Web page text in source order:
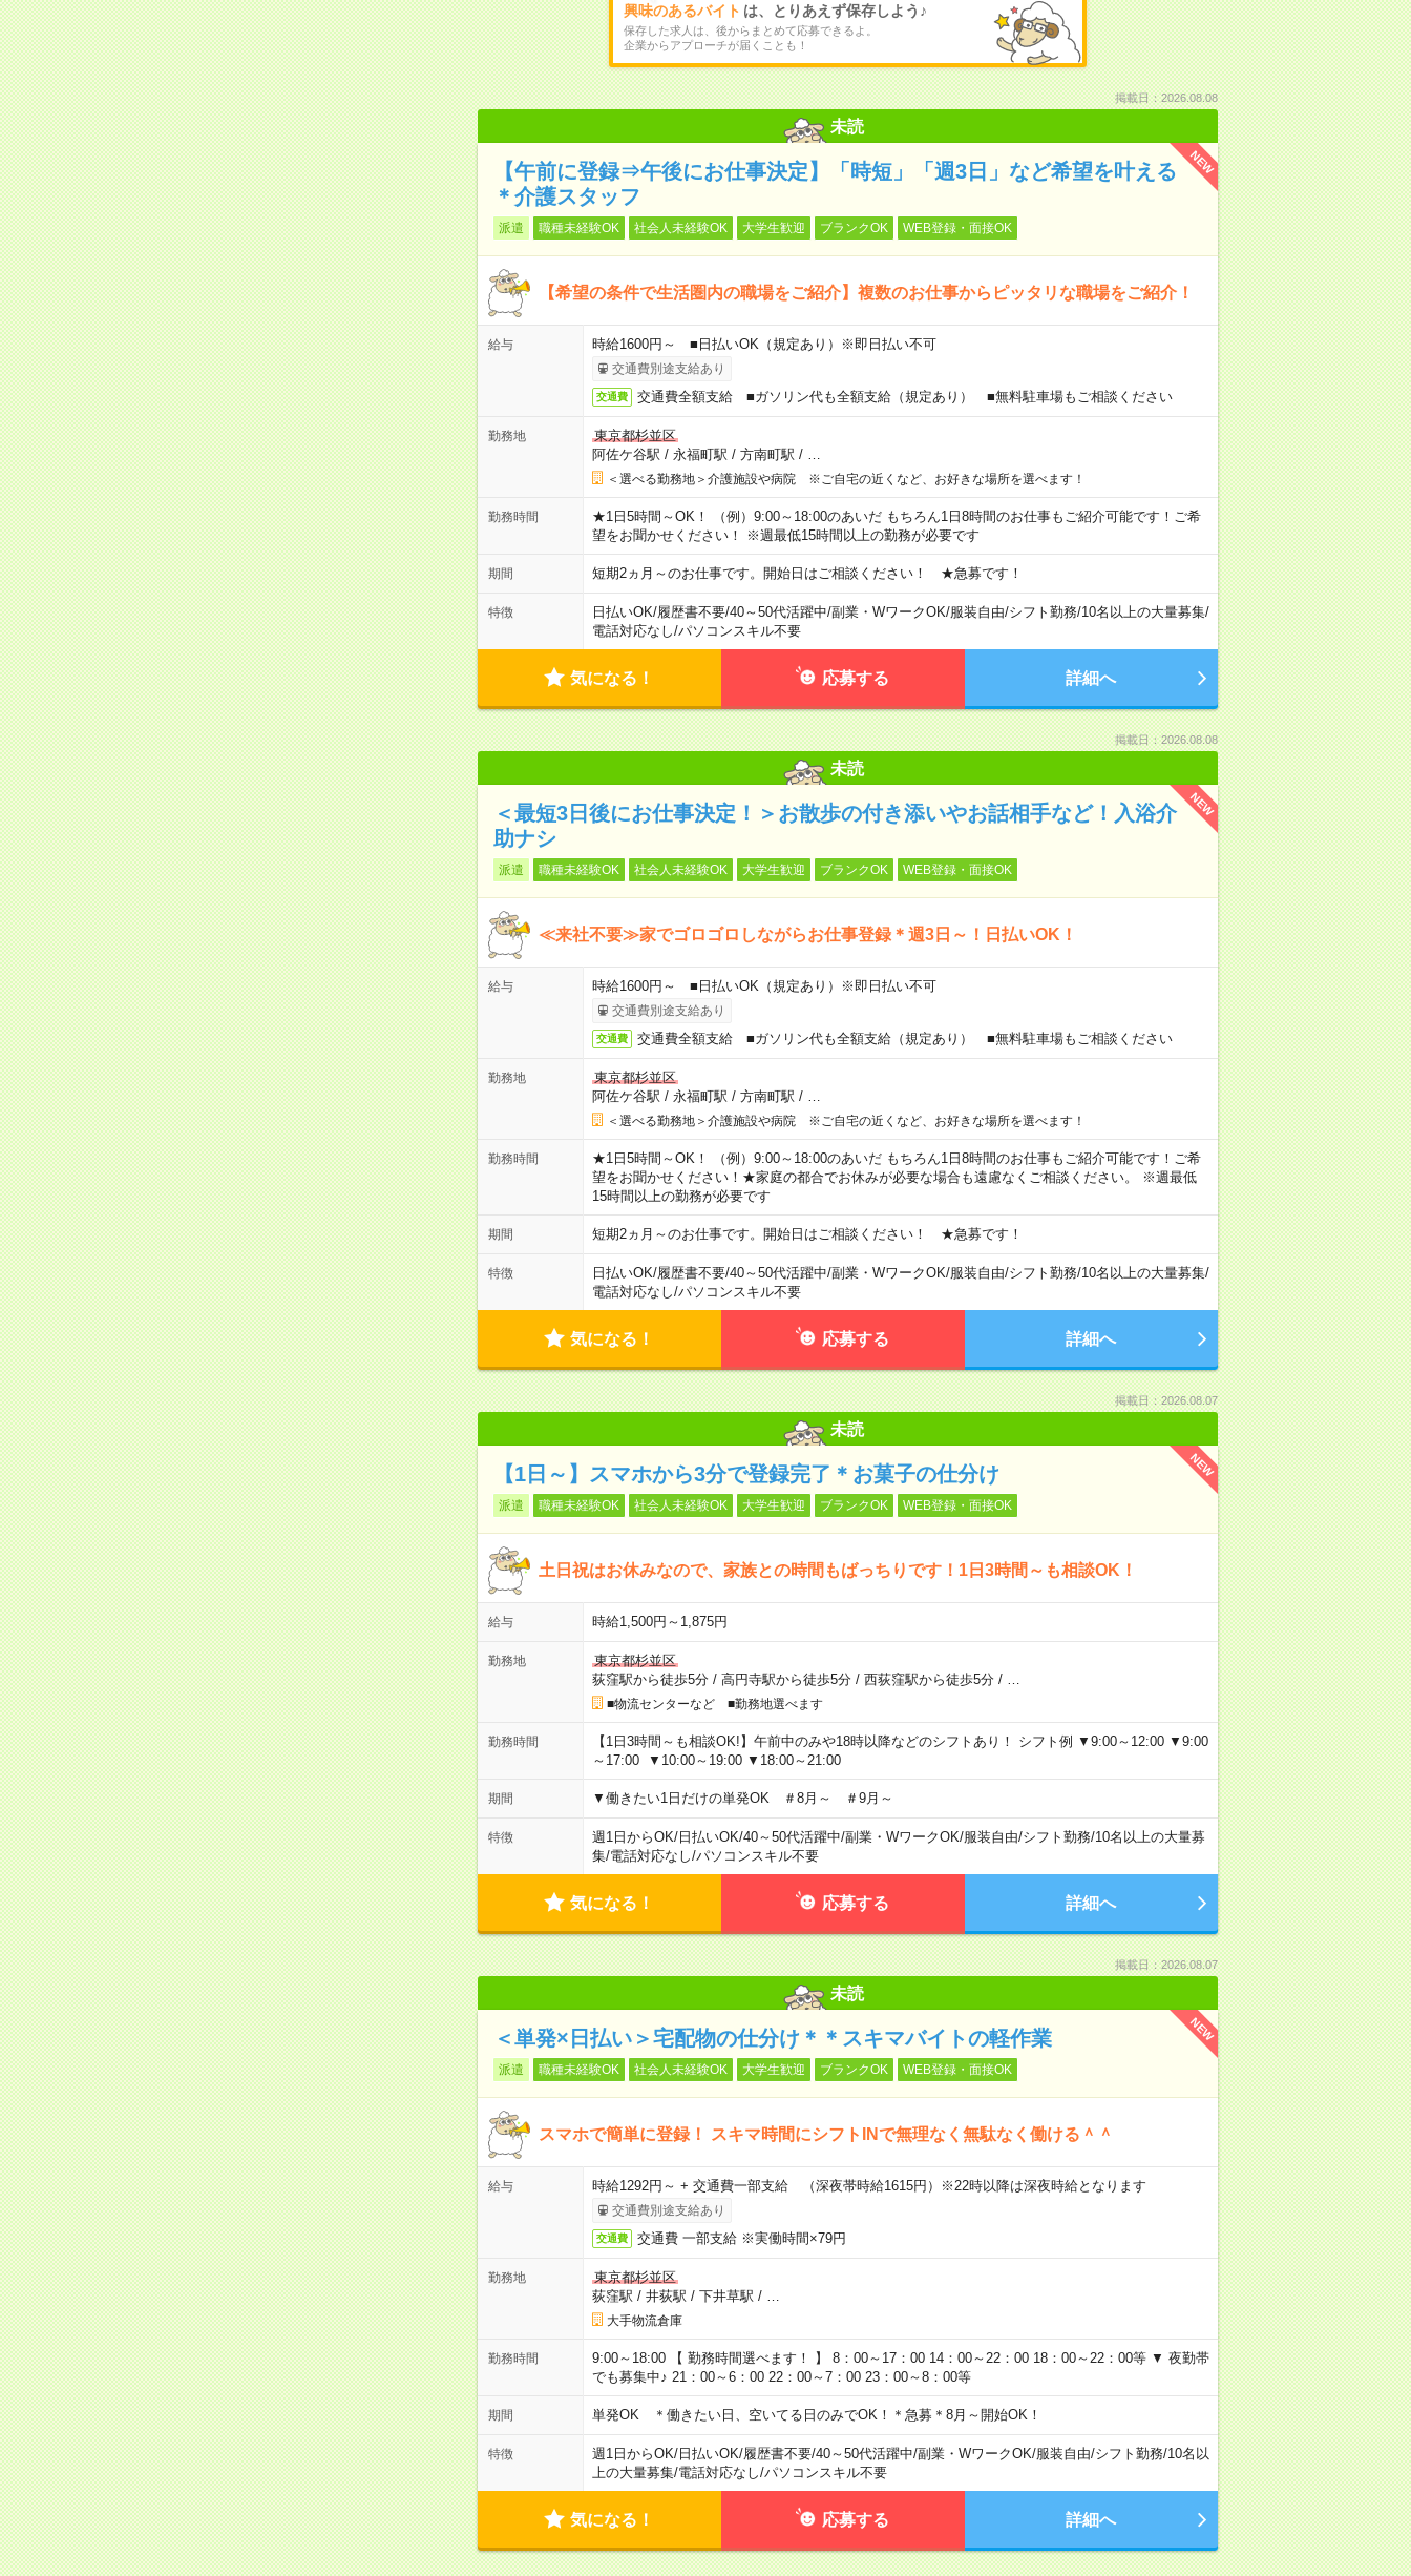
興味のあるバイト は、とりあえず保存しよう♪
保存した求人は、後からまとめて応募できるよ。
企業からアプローチが届くことも！
掲載日：2026.08.08
未読
NEW
【午前に登録⇒午後にお仕事決定】「時短」「週3日」など希望を叶える
＊介護スタッフ
派遣 職種未経験OK 社会人未経験OK 大学生歓迎 ブランクOK WEB登録・面接OK
【希望の条件で生活圏内の職場をご紹介】複数のお仕事からピッタリな職場をご紹介！
給与 時給1600円～ ■日払いOK（規定あり）※即日払い不可
交通費別途支給あり
交通費 交通費全額支給 ■ガソリン代も全額支給（規定あり） ■無料駐車場もご相談ください
勤務地
東京都杉並区
阿佐ケ谷駅 / 永福町駅 / 方南町駅 /
＜選べる勤務地＞介護施設や病院 ※ご自宅の近くなど、お好きな場所を選べます！
勤務時間
★1日5時間～OK！ （例）9:00～18:00のあいだ もちろん1日8時間のお仕事もご紹介可能です！ご希
望をお聞かせください！ ※週最低15時間以上の勤務が必要です
期間 短期2ヵ月～のお仕事です。開始日はご相談ください！ ★急募です！
特徴 日払いOK/履歴書不要/40～50代活躍中/副業・WワークOK/服装自由/シフト勤務/10名以上の大量募集/
電話対応なし/パソコンスキル不要
気になる！ 応募する 詳細へ
掲載日：2026.08.08
未読
NEW
＜最短3日後にお仕事決定！＞お散歩の付き添いやお話相手など！入浴介
助ナシ
派遣 職種未経験OK 社会人未経験OK 大学生歓迎 ブランクOK WEB登録・面接OK
≪来社不要≫家でゴロゴロしながらお仕事登録＊週3日～！日払いOK！
給与 時給1600円～ ■日払いOK（規定あり）※即日払い不可
交通費別途支給あり
交通費 交通費全額支給 ■ガソリン代も全額支給（規定あり） ■無料駐車場もご相談ください
勤務地
東京都杉並区
阿佐ケ谷駅 / 永福町駅 / 方南町駅 /
＜選べる勤務地＞介護施設や病院 ※ご自宅の近くなど、お好きな場所を選べます！
勤務時間
★1日5時間～OK！ （例）9:00～18:00のあいだ もちろん1日8時間のお仕事もご紹介可能です！ご希
望をお聞かせください！★家庭の都合でお休みが必要な場合も遠慮なくご相談ください。 ※週最低
15時間以上の勤務が必要です
期間 短期2ヵ月～のお仕事です。開始日はご相談ください！ ★急募です！
特徴 日払いOK/履歴書不要/40～50代活躍中/副業・WワークOK/服装自由/シフト勤務/10名以上の大量募集/
電話対応なし/パソコンスキル不要
気になる！ 応募する 詳細へ
掲載日：2026.08.07
未読
NEW
【1日～】スマホから3分で登録完了＊お菓子の仕分け
派遣 職種未経験OK 社会人未経験OK 大学生歓迎 ブランクOK WEB登録・面接OK
土日祝はお休みなので、家族との時間もばっちりです！1日3時間～も相談OK！
給与 時給1,500円～1,875円
勤務地
東京都杉並区
荻窪駅から徒歩5分/ 高円寺駅から徒歩5分/ 西荻窪駅から徒歩5分/
■物流センターなど ■勤務地選べます
勤務時間
【1日3時間～も相談OK!】午前中のみや18時以降などのシフトあり！ シフト例 ▼9:00～12:00 ▼9:00
～17:00 ▼10:00～19:00 ▼18:00～21:00
期間 ▼働きたい1日だけの単発OK ＃8月～ ＃9月～
特徴 週1日からOK/日払いOK/40～50代活躍中/副業・WワークOK/服装自由/シフト勤務/10名以上の大量募
集/電話対応なし/パソコンスキル不要
気になる！ 応募する 詳細へ
掲載日：2026.08.07
未読
NEW
＜単発×日払い＞宅配物の仕分け＊＊スキマバイトの軽作業
派遣 職種未経験OK 社会人未経験OK 大学生歓迎 ブランクOK WEB登録・面接OK
スマホで簡単に登録！ スキマ時間にシフトINで無理なく無駄なく働ける＾＾
給与 時給1292円～ + 交通費一部支給 （深夜帯時給1615円）※22時以降は深夜時給となります
交通費別途支給あり
交通費 交通費 一部支給 ※実働時間×79円
勤務地
東京都杉並区
荻窪駅 / 井荻駅 / 下井草駅 /
大手物流倉庫
勤務時間
9:00～18:00 【 勤務時間選べます！ 】 8：00～17：00 14：00～22：00 18：00～22：00等 ▼ 夜勤帯
でも募集中♪ 21：00～6：00 22：00～7：00 23：00～8：00等
期間 単発OK ＊働きたい日、空いてる日のみでOK！＊急募＊8月～開始OK！
特徴 週1日からOK/日払いOK/履歴書不要/40～50代活躍中/副業・WワークOK/服装自由/シフト勤務/10名以
上の大量募集/電話対応なし/パソコンスキル不要
気になる！ 応募する 詳細へ